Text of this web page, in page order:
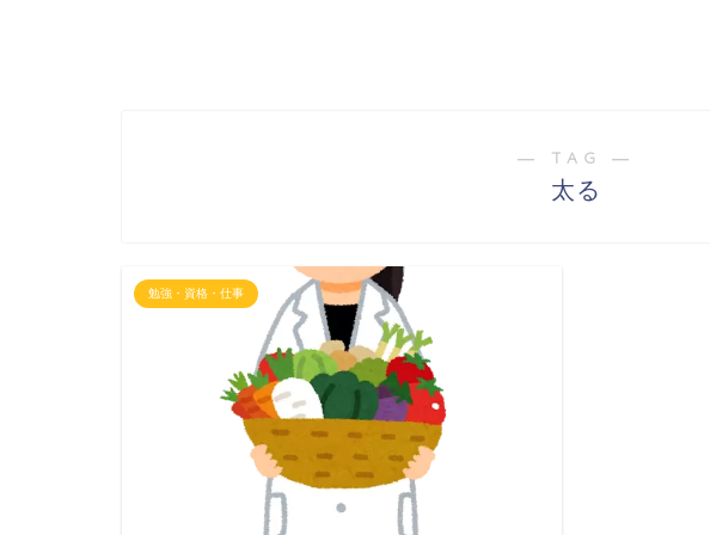
― TAG ―
太る
勉強・資格・仕事